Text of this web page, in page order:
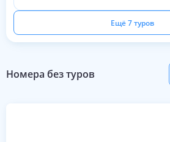
Ещё 7 туров
Номера без туров